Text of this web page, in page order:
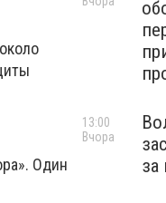
Один
за
13:00
Вчора